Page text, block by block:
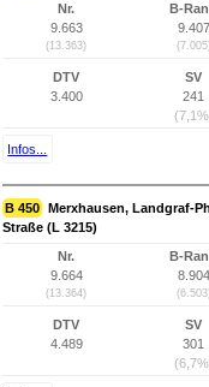
Nr.
9.663
(13.363)
B-
9.407
DTV
3.400
SV
241
Infos...
B 450 Merxhausen, Landgraf-
Straße (L 3215)
Nr.
9.664
(13.364)
B-
8.904
DTV
4.489
SV
301